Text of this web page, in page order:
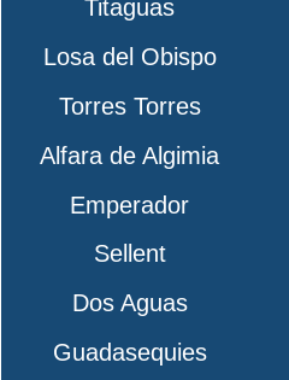
Titaguas
Losa del Obispo
Torres Torres
Alfara de Algimia
Emperador
Sellent
Dos Aguas
Guadasequies